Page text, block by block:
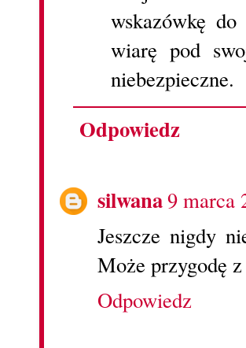
wskazówkę
wiarę pod
niebezpieczne.
Odpowiedz
silwana9 marca
Jeszcze nigdy
Może przygodę
Odpowiedz